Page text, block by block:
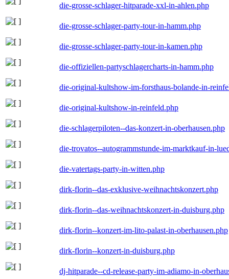
die-grosse-schlager-hitparade-xxl-in-ahlen.php
die-grosse-schlager-party-tour-in-hamm.php
die-grosse-schlager-party-tour-in-kamen.php
die-offiziellen-partyschlagercharts-in-hamm.php
die-original-kultshow-im-forsthaus-bolande-in-
die-original-kultshow-in-reinfeld.php
die-schlagerpiloten--das-konzert-in-oberhausen.php
die-trovatos--autogrammstunde-im-marktkauf-in-
die-vatertags-party-in-witten.php
dirk-florin--das-exklusive-weihnachtskonzert.php
dirk-florin--das-weihnachtskonzert-in-duisburg.php
dirk-florin--konzert-im-lito-palast-in-oberhausen.php
dirk-florin--konzert-in-duisburg.php
dj-hitparade--cd-release-party-im-adiamo-in-